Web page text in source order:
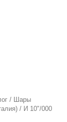
/
Шары
/ И 10"/000